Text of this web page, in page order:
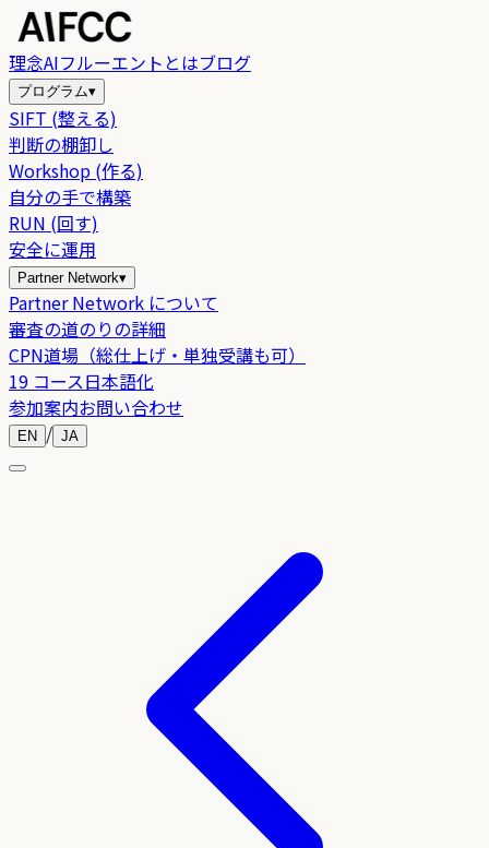
理念AIフルーエントとはブログ
プログラム▾
SIFT (整える)
判断の棚卸し
Workshop (作る)
自分の手で構築
RUN (回す)
安全に運用
Partner Network▾
Partner Network について
審査の道のりの詳細
CPN道場（総仕上げ・単独受講も可）
19 コース日本語化
参加案内お問い合わせ
EN / JA